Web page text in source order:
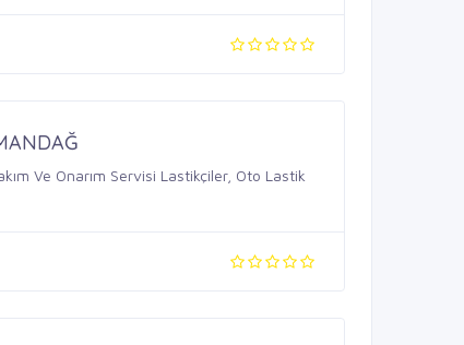
Ve Onarım Servisi Lastikçiler, Oto Lastik